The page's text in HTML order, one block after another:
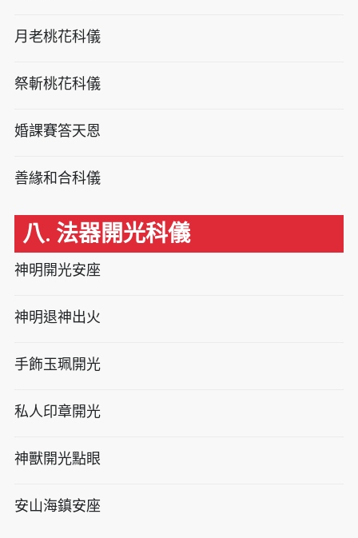
月老桃花科儀
祭斬桃花科儀
婚課賽答天恩
善緣和合科儀
八. 法器開光科儀
神明開光安座
神明退神出火
手飾玉珮開光
私人印章開光
神獸開光點眼
安山海鎮安座